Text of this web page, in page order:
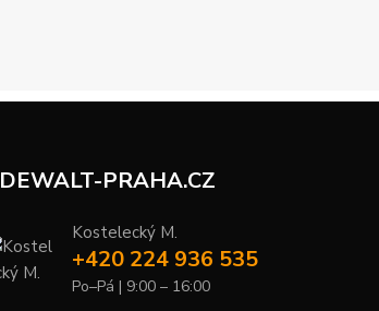
DEWALT-PRAHA.CZ
Kostelecký M.
+420 224 936 535
Po–Pá | 9:00 – 16:00